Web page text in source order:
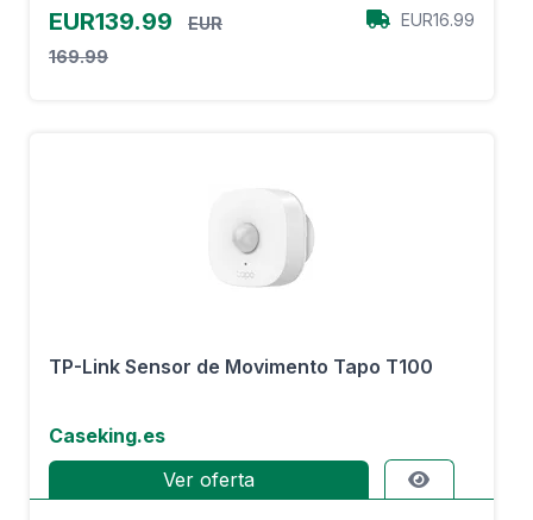
EUR139.99
EUR
169.99
EUR16.99
TP-Link Sensor de Movimento Tapo T100
Caseking.es
Ver oferta